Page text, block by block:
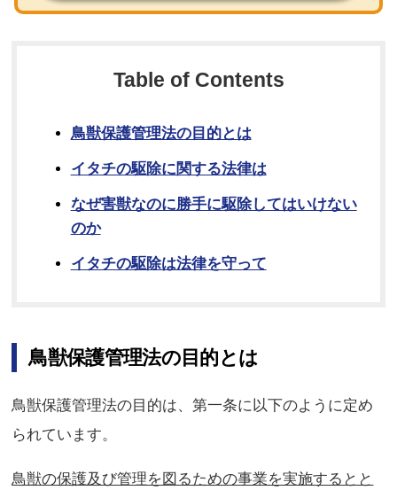
Table of Contents
鳥獣保護管理法の目的とは
イタチの駆除に関する法律は
なぜ害獣なのに勝手に駆除してはいけない
のか
イタチの駆除は法律を守って
鳥獣保護管理法の目的とは
鳥獣保護管理法の目的は、第一条に以下のように定め
られています。
鳥獣の保護及び管理を図るための事業を実施するとと